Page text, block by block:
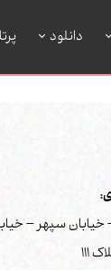
دانلود
سپهر –
111